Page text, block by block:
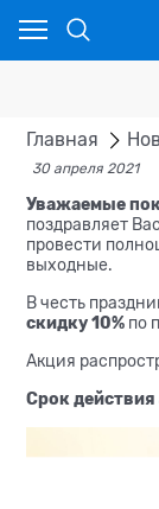
Главная
30 апреля 2021
Уважаемые
поздравляет
провести
выходные.
В честь
скидку 10% по
Акция
Срок действия